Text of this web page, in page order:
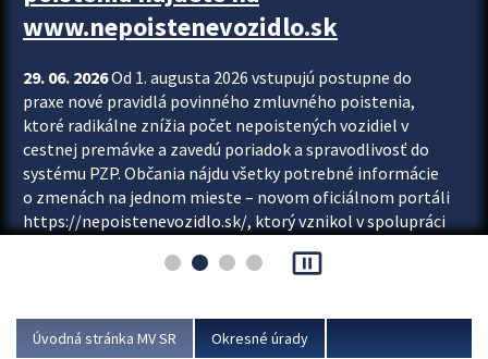
www.nepoistenevozidlo.sk
29. 06. 2026Od 1. augusta 2026 vstupujú postupne do
praxe nové pravidlá povinného zmluvného poistenia,
ktoré radikálne znížia počet nepoistených vozidiel v
cestnej premávke a zavedú poriadok a spravodlivosť do
systému PZP. Občania nájdu všetky potrebné informácie
o zmenách na jednom mieste – novom oficiálnom portáli
https://nepoistenevozidlo.sk/, ktorý vznikol v spolupráci
asociácie poisťovní (SLASPO) a Ministerstva vnútra SR.
Viac
pause_presentation
Úvodná stránka MV SR Okresné úrady